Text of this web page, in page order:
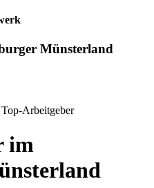
Münsterland
Top-Arbeitgeber
im